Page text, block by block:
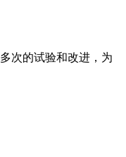
次的试验和改进，为